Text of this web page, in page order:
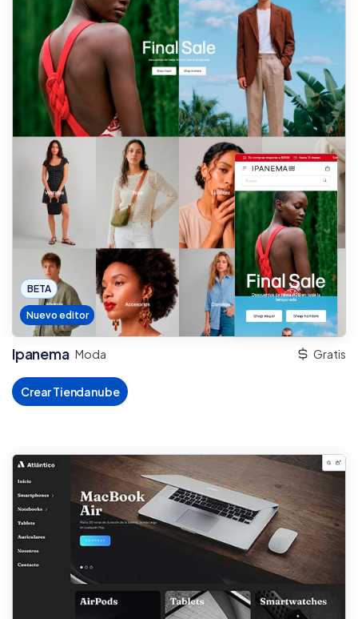
BETA
Nuevo editor
Ipanema Moda Gratis
Crear Tiendanube